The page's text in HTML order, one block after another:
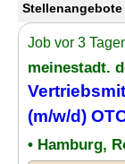
Job vor 3
meinestadt.
(m/w/d)
• Hamburg,